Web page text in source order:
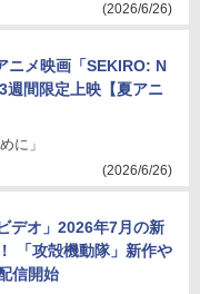
(2026/6/26)
ニメ映画「SEKIRO: N
週間限定上映【夏アニ
に」
(2026/6/26)
デオ」2026年7月の新
「攻殻機動隊」新作や
信開始